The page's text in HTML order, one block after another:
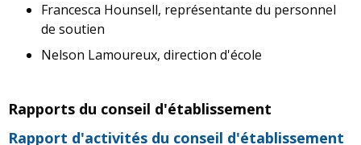
Francesca Hounsell, représentante du personnel
de soutien
Nelson Lamoureux, direction d'école
Rapports du conseil d'établissement
Rapport d'activités du conseil d'établissement